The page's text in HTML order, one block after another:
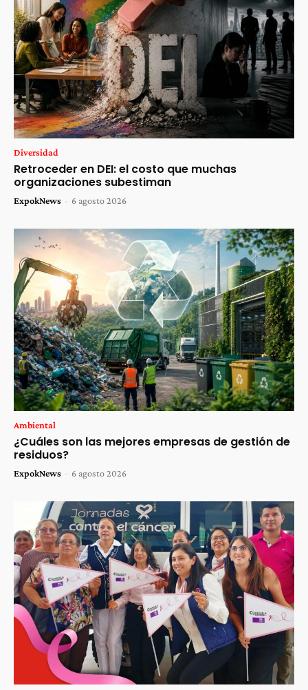
Diversidad
Retroceder en DEI: el costo que muchas
organizaciones subestiman
ExpokNews - 6 agosto 2026
Ambiental
¿Cuáles son las mejores empresas de gestión de
residuos?
ExpokNews - 6 agosto 2026